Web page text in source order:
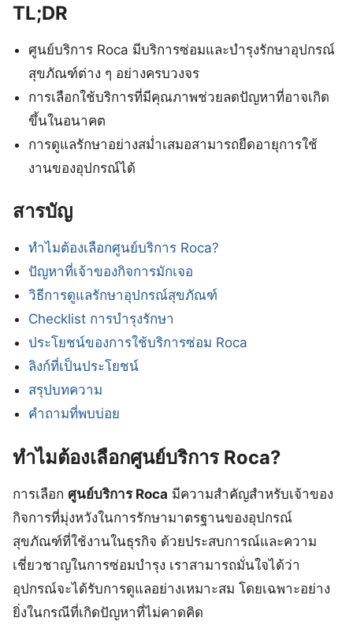
TL;DR
ศูนย์บริการ Roca มีบริการซ่อมและบำรุงรักษาอุปกรณ์
สุขภัณฑ์ต่าง ๆ อย่างครบวงจร
การเลือกใช้บริการที่มีคุณภาพช่วยลดปัญหาที่อาจเกิด
ขึ้นในอนาคต
การดูแลรักษาอย่างสม่ำเสมอสามารถยืดอายุการใช้
งานของอุปกรณ์ได้
สารบัญ
ทำไมต้องเลือกศูนย์บริการ Roca?
ปัญหาที่เจ้าของกิจการมักเจอ
วิธีการดูแลรักษาอุปกรณ์สุขภัณฑ์
Checklist การบำรุงรักษา
ประโยชน์ของการใช้บริการซ่อม Roca
ลิงก์ที่เป็นประโยชน์
สรุปบทความ
คำถามที่พบบ่อย
ทำไมต้องเลือกศูนย์บริการ Roca?
การเลือก ศูนย์บริการ Roca มีความสำคัญสำหรับเจ้าของ
กิจการที่มุ่งหวังในการรักษามาตรฐานของอุปกรณ์
สุขภัณฑ์ที่ใช้งานในธุรกิจ ด้วยประสบการณ์และความ
เชี่ยวชาญในการซ่อมบำรุง เราสามารถมั่นใจได้ว่า
อุปกรณ์จะได้รับการดูแลอย่างเหมาะสม โดยเฉพาะอย่าง
ยิ่งในกรณีที่เกิดปัญหาที่ไม่คาดคิด